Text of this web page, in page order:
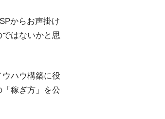
からお声掛け
はないかと思
ハウ構築に役
稼ぎ方」を公